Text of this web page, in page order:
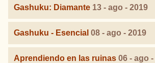
Gashuku: Diamante 13 - ago - 2019
Gashuku - Esencial 08 - ago - 2019
Aprendiendo en las ruinas 06 - ago